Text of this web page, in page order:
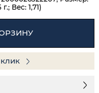
Вес: 1,71)